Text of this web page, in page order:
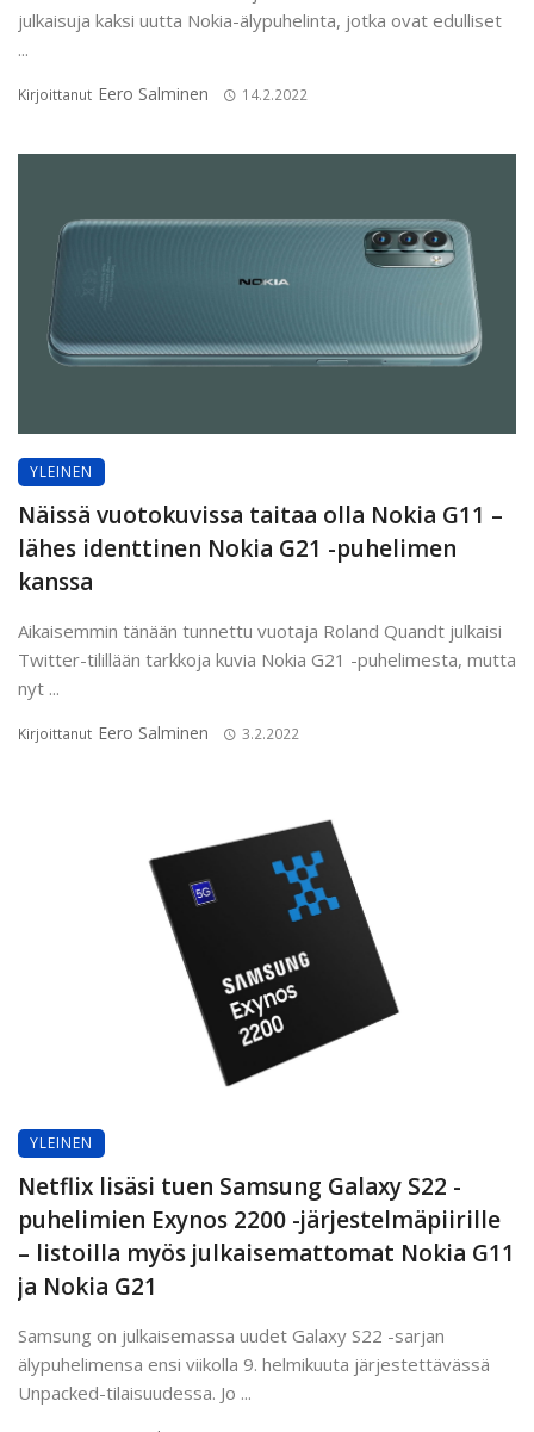
julkaisuja kaksi uutta Nokia-älypuhelinta, jotka ovat edulliset
...
Kirjoittanut Eero Salminen 14.2.2022
YLEINEN
Näissä vuotokuvissa taitaa olla Nokia G11 –
lähes identtinen Nokia G21 -puhelimen
kanssa
Aikaisemmin tänään tunnettu vuotaja Roland Quandt julkaisi
Twitter-tilillään tarkkoja kuvia Nokia G21 -puhelimesta, mutta
nyt ...
Kirjoittanut Eero Salminen 3.2.2022
YLEINEN
Netflix lisäsi tuen Samsung Galaxy S22 -
puhelimien Exynos 2200 -järjestelmäpiirille
– listoilla myös julkaisemattomat Nokia G11
ja Nokia G21
Samsung on julkaisemassa uudet Galaxy S22 -sarjan
älypuhelimensa ensi viikolla 9. helmikuuta järjestettävässä
Unpacked-tilaisuudessa. Jo ...